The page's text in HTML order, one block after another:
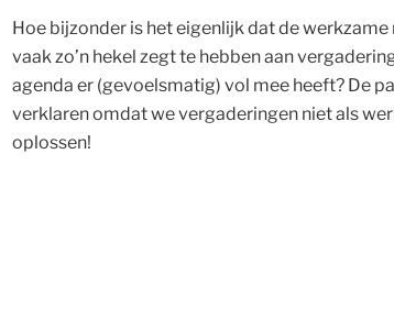
Hoe bijzonder is het eigenlijk dat de
vaak zo’n hekel zegt te hebben aan
agenda er (gevoelsmatig) vol mee heeft? De
verklaren omdat we vergaderingen niet als
oplossen!